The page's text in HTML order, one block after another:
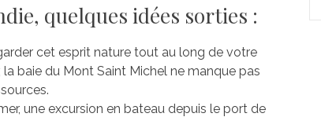
quelques idées sorties :
cet esprit nature tout au long de votre
la baie du Mont Saint Michel ne manque pas
une excursion en bateau depuis le port de